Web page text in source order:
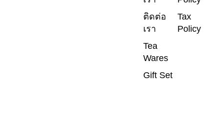
ติดต่อ
เรา
Tea
Wares
Gift Set
Tax
Policy